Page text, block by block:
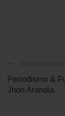
Periodismo &
Jhon Arandia